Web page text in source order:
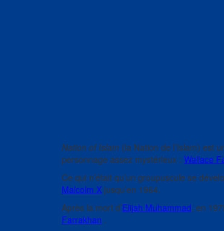
Nation of Islam (la Nation de l’Islam) est
personnage assez mystérieux : Wallace
Ce qui n’était qu’un groupuscule se
Malcolm X jusqu’en 1964.
Après la mort d’Elijah Muhammad, en
Farrakhan .